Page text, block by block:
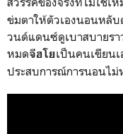
ข่มตาให้ตัวเองนอนหลับ
วนด์แดนซ์ดูเบาสบายรา
หมดจีฮโยเป็นคนเขียน
ประสบการณ์การนอนไ